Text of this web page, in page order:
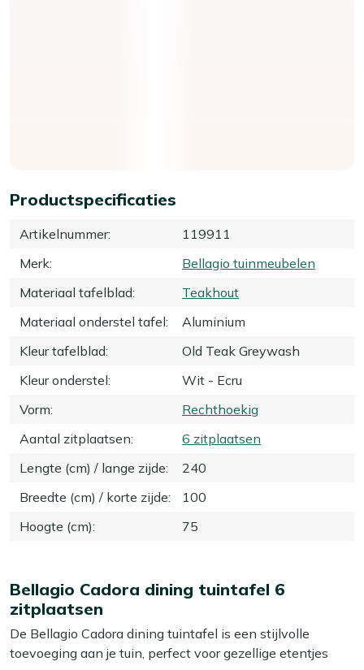
Productspecificaties
Artikelnummer:
119911
Merk:
Bellagio tuinmeubelen
Materiaal tafelblad:
Teakhout
Materiaal onderstel tafel:
Aluminium
Kleur tafelblad:
Old Teak Greywash
Kleur onderstel:
Wit - Ecru
Vorm:
Rechthoekig
Aantal zitplaatsen:
6 zitplaatsen
Lengte (cm) / lange zijde:
240
Breedte (cm) / korte zijde:
100
Hoogte (cm): 75
Bellagio Cadora dining tuintafel 6
zitplaatsen
De Bellagio Cadora dining tuintafel is een stijlvolle
toevoeging aan je tuin, perfect voor gezellige etentjes